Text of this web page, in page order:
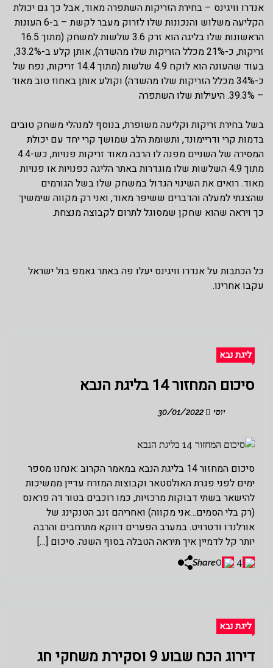
אנדרו וויגינס – בחירת הזריקות השתפרה מאוד, אבל כך גם יכולת
הקליעה משלוש והנכונות שלו לזרוק מעבר לקשת – ב-6 העונות
הראשונות שלו בליגה הוא זרק 3.6 שלשות למשחק (מתוך 16.5
זריקות, כ-21% מכלל הזריקות שלו מהשדה), אותן קלע ב-33.2%,
בעוד שהעונה הוא לוקח 4.9 שלשות (מתוך 14.4 זריקות, נפח של
כ-34% מכלל הזריקות שלו מהשדה) וקולע אותן באחוז טוב מאוד
– 39.3%. היעילות שלו השתפרה
בשל בחירת זריקות וקליעה משופרת, בנוסף למנהלי משחק טובים
בדמות קרי ודריימונד, ותשומת הלב שמושך קרי יחד עם יכולת
המסירה של השניים מפנה לו הרבה מאוד זריקות פנויות, כש-4.4
מתוך 4.9 השלשות שלו מוגדרות באתר הליגה כפנויות או פנויות
מאוד. רואים את השינוי הגדול במשחק שלו בשל הגורמים
שהצגתי למעלה והדברים ששיפר מאוד, ואני רק מקווה שימשיך
כך ויראה שהוא שחקן שמסוגל לתרום לקבוצה מנצחת.
כל הכתבות על אנדרו וויגינס יעלו פה באתר גאמפ בול ישראל
עקבו אחרינו.
ליגת נבא
סיכום המחזור 14 בליגת הנבא
יוסי
סיכום המחזור 14 בליגת הנבא במאמר הקרוב :אנחנו מספר
ימים לפני פגרת האולסטאר וקבוצות המזרח עדיין ממשיכות
להישאר בשתי דבוקות מרכזיות, כמו רוכבים בטור דה פראנס
(רק בלי הסמים…אני מקווה) ואחריהם זנב הטנקינג של
אורלנדו ודטרויט. במערב הפערים דווקא מתרחבים והרבה
יותר קל לדמיין איך תיראה הטבלה בסוף השנה. סיכום […]
4
0
Share
ליגת נבא
דירוג הכח שבוע 9 וסקירת משחקי חג